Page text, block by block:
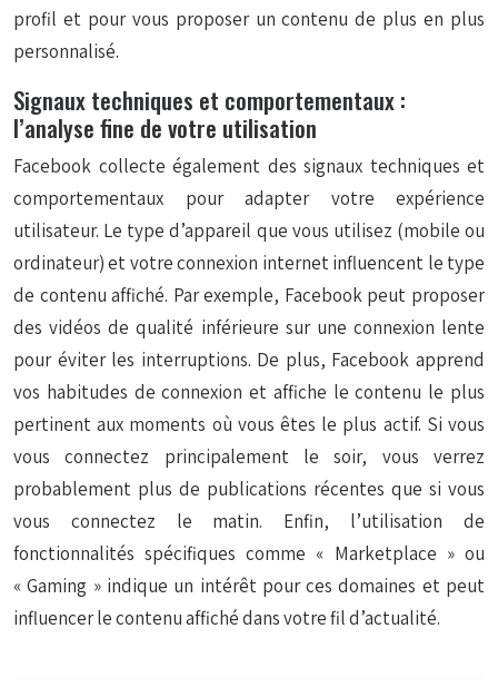
profil et pour vous proposer un contenu de plus en plus
personnalisé.
Signaux techniques et comportementaux :
l’analyse fine de votre utilisation
Facebook collecte également des signaux techniques et
comportementaux pour adapter votre expérience
utilisateur. Le type d’appareil que vous utilisez (mobile ou
ordinateur) et votre connexion internet influencent le type
de contenu affiché. Par exemple, Facebook peut proposer
des vidéos de qualité inférieure sur une connexion lente
pour éviter les interruptions. De plus, Facebook apprend
vos habitudes de connexion et affiche le contenu le plus
pertinent aux moments où vous êtes le plus actif. Si vous
vous connectez principalement le soir, vous verrez
probablement plus de publications récentes que si vous
vous connectez le matin. Enfin, l’utilisation de
fonctionnalités spécifiques comme « Marketplace » ou
« Gaming » indique un intérêt pour ces domaines et peut
influencer le contenu affiché dans votre fil d’actualité.